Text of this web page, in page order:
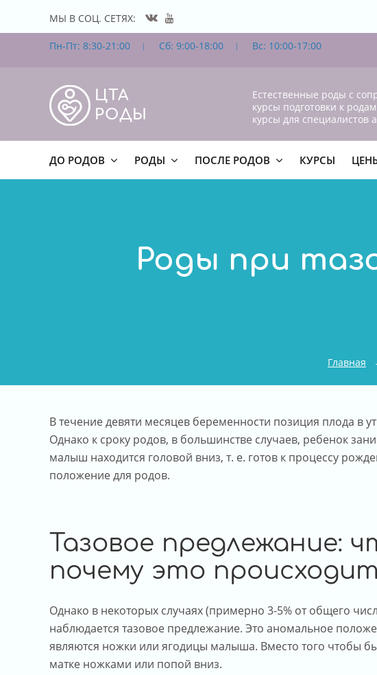
МЫ В СОЦ. СЕТЯХ:
Пн-Пт: 8:30-21:00 Сб: 9:00-18:00 Вс: 10:00-17:00
ЦТА
РОДЫ
Естественные роды с
курсы подготовки к
курсы для специалистов
ДО РОДОВ РОДЫ ПОСЛЕ РОДОВ КУРСЫ
Роды при
Главная
В течение девяти месяцев беременности позиция плода в
Однако к сроку родов, в большинстве случаев, ребенок
малыш находится головой вниз, т. е. готов к процессу
положение для родов.
Тазовое предлежание:
почему это происходит
Однако в некоторых случаях (примерно 3-5% от общего
наблюдается тазовое предлежание. Это аномальное
являются ножки или ягодицы малыша. Вместо того чтобы
матке ножками или попой вниз.